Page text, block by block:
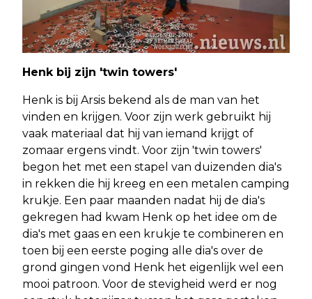
Henk bij zijn 'twin towers'
Henk is bij Arsis bekend als de man van het
vinden en krijgen. Voor zijn werk gebruikt hij
vaak materiaal dat hij van iemand krijgt of
zomaar ergens vindt. Voor zijn 'twin towers'
begon het met een stapel van duizenden dia's
in rekken die hij kreeg en een metalen camping
krukje. Een paar maanden nadat hij de dia's
gekregen had kwam Henk op het idee om de
dia's met gaas en een krukje te combineren en
toen bij een eerste poging alle dia's over de
grond gingen vond Henk het eigenlijk wel een
mooi patroon. Voor de stevigheid werd er nog